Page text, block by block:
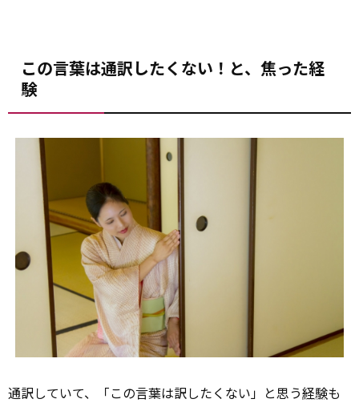
この言葉は通訳したくない！と、焦った経
験
通訳していて、「この言葉は訳したくない」と思う経験も